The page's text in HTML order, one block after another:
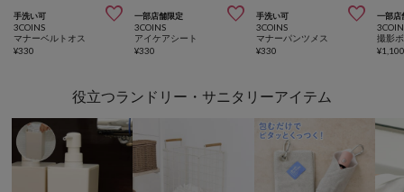
手洗い可 
3COINS
マナーベルトオス
¥330
一部店舗限定 
3COINS
アイケアシート
¥330
手洗い可 
3COINS
マナーパンツメス
¥330
一部店
¥
役立つランドリー・サニタリーアイテム